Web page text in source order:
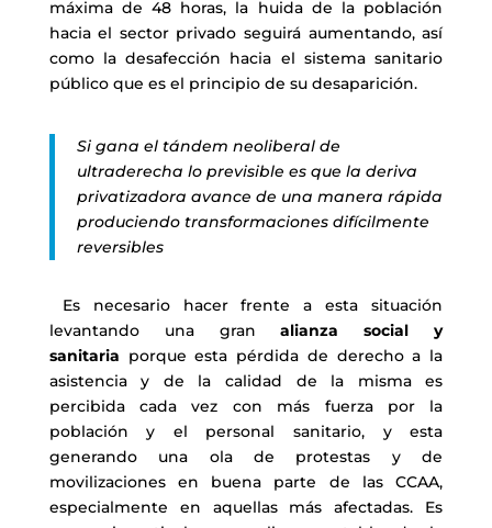
máxima de 48 horas, la huida de la población
hacia el sector privado seguirá aumentando, así
como la desafección hacia el sistema sanitario
público que es el principio de su desaparición.
Si gana el tándem neoliberal de
ultraderecha lo previsible es que la deriva
privatizadora avance de una manera rápida
produciendo transformaciones difícilmente
reversibles
Es necesario hacer frente a esta situación
levantando una granalianza social y
sanitaria porque esta pérdida de derecho a la
asistencia y de la calidad de la misma es
percibida cada vez con más fuerza por la
población y el personal sanitario, y esta
generando una ola de protestas y de
movilizaciones en buena parte de las CCAA,
especialmente en aquellas más afectadas. Es